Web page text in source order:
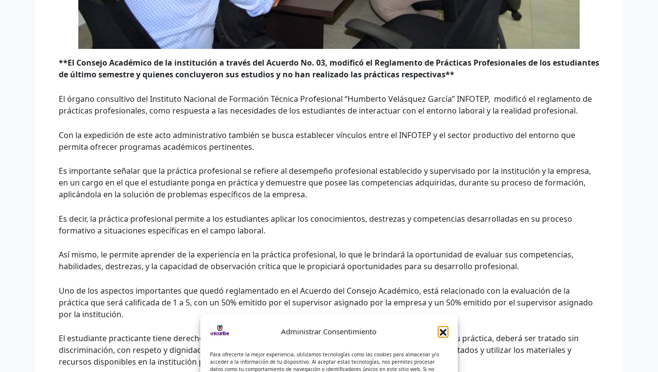
Administrar Consentimiento
Para ofrecerte la mejor experiencia, utilizamos tecnologías como las cookies para almacenar y/o
acceder a la información de tu dispositivo. Al aceptar estas tecnologías, nos permites procesar
datos como tu comportamiento de navegación o identificadores únicos en este sitio web. Si no
**El Consejo Académico de la institución a través del Acuerdo No. 03, modificó el Reglamento de Prácticas Profesionales de los estudiantes
de último semestre y quienes concluyeron sus estudios y no han realizado las prácticas respectivas**
El órgano consultivo del Instituto Nacional de Formación Técnica Profesional “Humberto Velásquez García” INFOTEP, modificó el reglamento de
prácticas profesionales, como respuesta a las necesidades de los estudiantes de interactuar con el entorno laboral y la realidad profesional.
Con la expedición de este acto administrativo también se busca establecer vínculos entre el INFOTEP y el sector productivo del entorno que
permita ofrecer programas académicos pertinentes.
Es importante señalar que la práctica profesional se refiere al desempeño profesional establecido y supervisado por la institución y la empresa,
en un cargo en el que el estudiante ponga en práctica y demuestre que posee las competencias adquiridas, durante su proceso de formación,
aplicándola en la solución de problemas específicos de la empresa.
Es decir, la práctica profesional permite a los estudiantes aplicar los conocimientos, destrezas y competencias desarrolladas en su proceso
formativo a situaciones específicas en el campo laboral.
Así mismo, le permite aprender de la experiencia en la práctica profesional, lo que le brindará la oportunidad de evaluar sus competencias,
habilidades, destrezas, y la capacidad de observación crítica que le propiciará oportunidades para su desarrollo profesional.
Uno de los aspectos importantes que quedó reglamentado en el Acuerdo del Consejo Académico, está relacionado con la evaluación de la
práctica que será calificada de 1 a 5, con un 50% emitido por el supervisor asignado por la empresa y un 50% emitido por el supervisor asignado
por la institución.
El estudiante practicante tiene derecho a recibir asesoría y orientación oportuna para el cumplimiento de su práctica, deberá ser tratado sin
discriminación, con respeto y dignidad, evaluado en forma justa y recibir información oportuna de los resultados y utilizar los materiales y
recursos disponibles en la institución para el desarrollo de sus actividades.